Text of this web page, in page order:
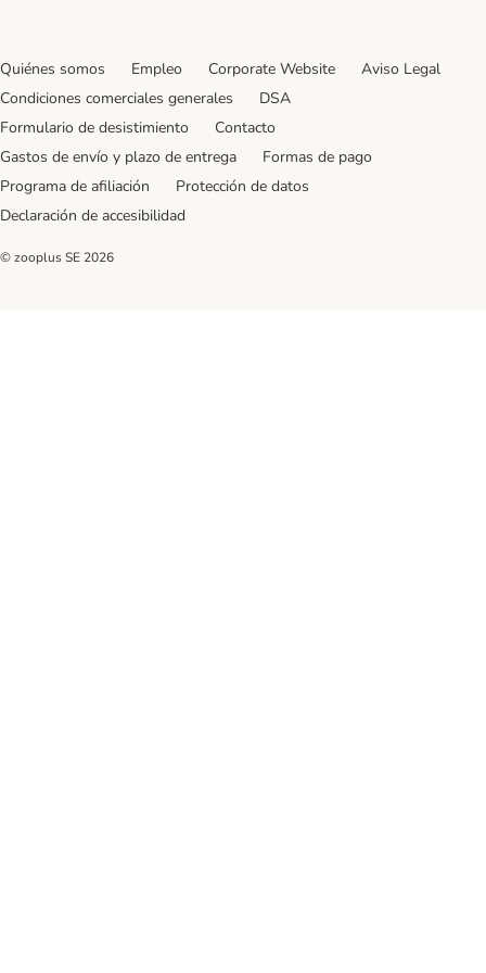
Quiénes somos Empleo Corporate Website
Aviso Legal
Condiciones comerciales generales
DSA
Formulario de desistimiento
Contacto
Gastos de envío y plazo de entrega
Formas de pago
Programa de afiliación
Protección de datos
Declaración de accesibilidad
© zooplus SE 2026